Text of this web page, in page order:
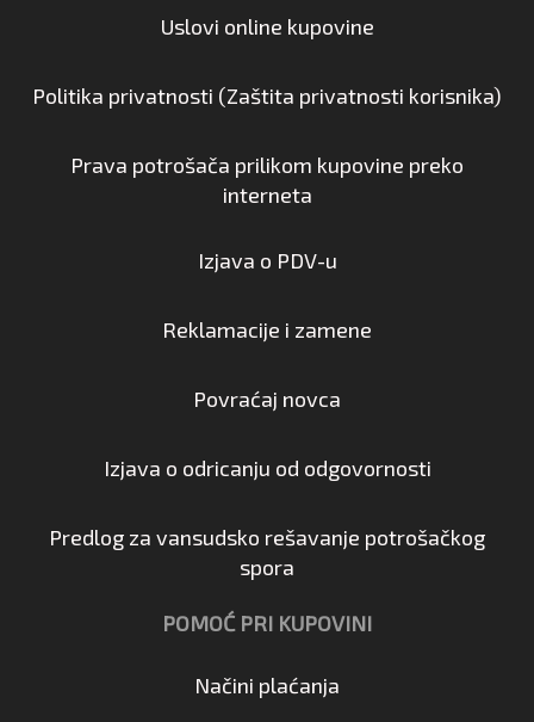
Uslovi online kupovine
Politika privatnosti (Zaštita privatnosti korisnika)
Prava potrošača prilikom kupovine preko
interneta
Izjava o PDV-u
Reklamacije i zamene
Povraćaj novca
Izjava o odricanju od odgovornosti
Predlog za vansudsko rešavanje potrošačkog
spora
POMOĆ PRI KUPOVINI
Načini plaćanja